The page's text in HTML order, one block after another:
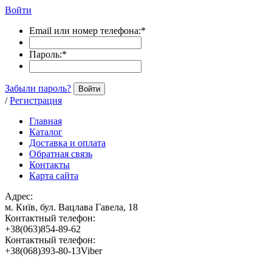
Войти
Email или номер телефона:*
Пароль:*
Забыли пароль? Войти
/ Регистрация
Главная
Каталог
Доставка и оплата
Обратная связь
Контакты
Карта сайта
Адрес:
м. Київ, бул. Вацлава Гавела, 18
Контактный телефон:
+38(063)854-89-62
Контактный телефон:
+38(068)393-80-13Viber